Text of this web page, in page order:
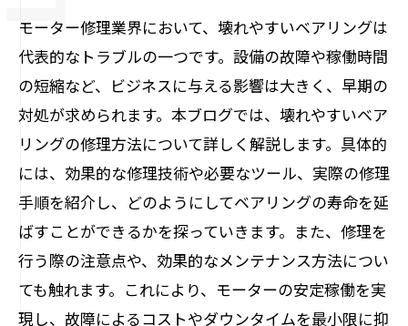
モーター修理業界において、壊れやすいベアリングは
代表的なトラブルの一つです。設備の故障や稼働時間
の短縮など、ビジネスに与える影響は大きく、早期の
対処が求められます。本ブログでは、壊れやすいベア
リングの修理方法について詳しく解説します。具体的
には、効果的な修理技術や必要なツール、実際の修理
手順を紹介し、どのようにしてベアリングの寿命を延
ばすことができるかを探っていきます。また、修理を
行う際の注意点や、効果的なメンテナンス方法につい
ても触れます。これにより、モーターの安定稼働を実
現し、故障によるコストやダウンタイムを最小限に抑